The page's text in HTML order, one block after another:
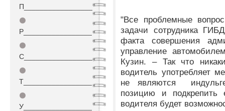
П_________________
⚫
Р_________________
⚫
С_________________
⚫
Т_________________
⚫
У_________________
"Все проблемные
задачи сотрудника
факта совершения
управление
Кузин. – Так что
водитель употребляет
не являются
позицию и подкрепить
водителя будет